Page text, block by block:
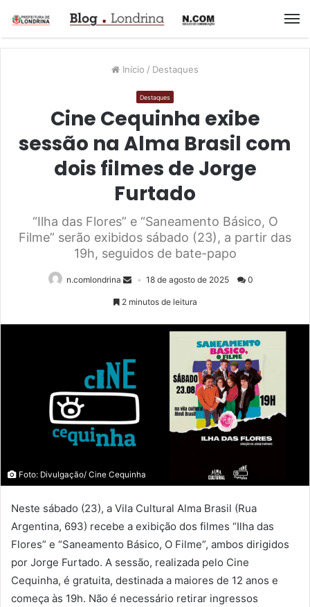
Início / Destaques
Destaques
Cine Cequinha exibe
sessão na Alma Brasil com
dois filmes de Jorge
Furtado
“Ilha das Flores” e “Saneamento Básico, O
Filme” serão exibidos sábado (23), a partir das
19h, seguidos de bate-papo
n.comlondrina 18 de agosto de 2025 0
2 minutos de leitura
Foto: Divulgação/ Cine Cequinha
Neste sábado (23), a Vila Cultural Alma Brasil (Rua
Argentina, 693) recebe a exibição dos filmes “Ilha das
Flores” e “Saneamento Básico, O Filme”, ambos dirigidos
por Jorge Furtado. A sessão, realizada pelo Cine
Cequinha, é gratuita, destinada a maiores de 12 anos e
começa às 19h. Não é necessário retirar ingressos